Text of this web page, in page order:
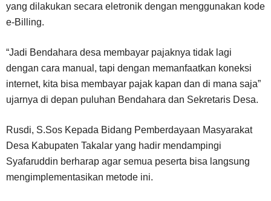
yang dilakukan secara eletronik dengan menggunakan kode
e-Billing.
“Jadi Bendahara desa membayar pajaknya tidak lagi
dengan cara manual, tapi dengan memanfaatkan koneksi
internet, kita bisa membayar pajak kapan dan di mana saja”
ujarnya di depan puluhan Bendahara dan Sekretaris Desa.
Rusdi, S.Sos Kepada Bidang Pemberdayaan Masyarakat
Desa Kabupaten Takalar yang hadir mendampingi
Syafaruddin berharap agar semua peserta bisa langsung
mengimplementasikan metode ini.